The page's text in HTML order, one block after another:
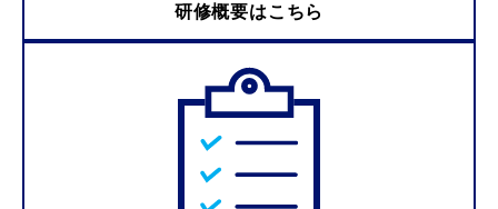
研修概要はこちら